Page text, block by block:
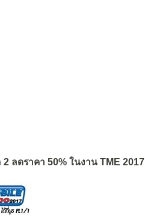
ลดราคา 50% ในงาน TME 2017